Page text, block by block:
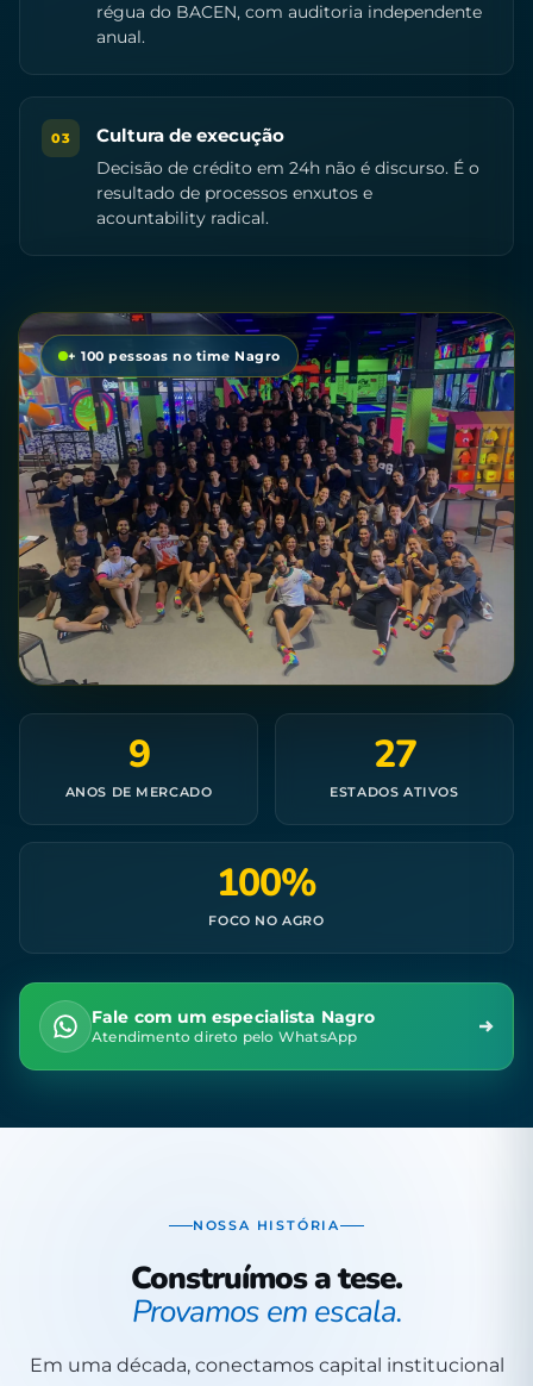
régua do BACEN, com auditoria independente
anual.
03 Cultura de execução
Decisão de crédito em 24h não é discurso. É o
resultado de processos enxutos e
acountability radical.
+ 100 pessoas no time Nagro
9
ANOS DE MERCADO
27
ESTADOS ATIVOS
100%
FOCO NO AGRO
Fale com um especialista Nagro
Atendimento direto pelo WhatsApp
NOSSA HISTÓRIA
Construímos a tese.
Provamos em escala.
Em uma década, conectamos capital institucional